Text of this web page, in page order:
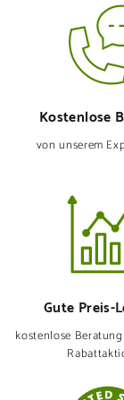
Kostenlose
von unserem
Gute Preis-
kostenlose